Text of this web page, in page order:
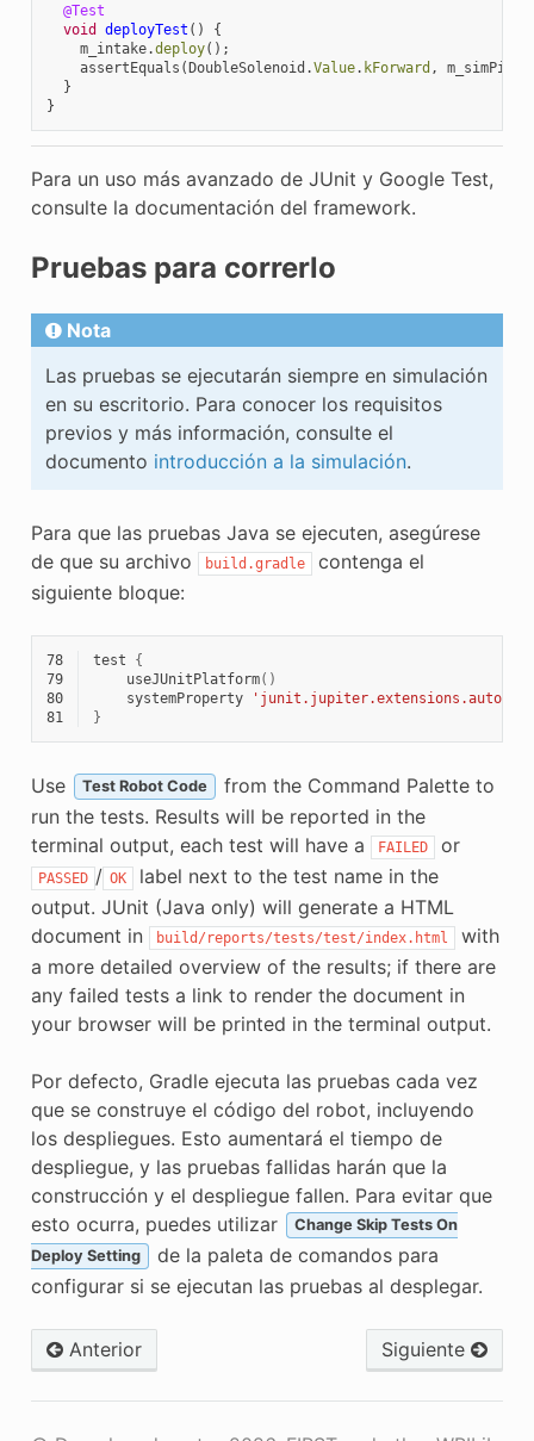
@Test
void
deployTest ()
{
m_intake.deploy();
assertEquals (DoubleSolenoid .Value. kForward ,
}
}
Para un uso más avanzado de JUnit y Google Test,
consulte la documentación del framework.
Pruebas para correrlo
Nota
Las pruebas se ejecutarán siempre en simulación
en su escritorio. Para conocer los requisitos
previos y más información, consulte el
documento introducción a la simulación.
Para que las pruebas Java se ejecuten, asegúrese
de que su archivo
build.gradle
contenga el
siguiente bloque:
78 test
{
79
useJUnitPlatform()
80
systemProperty
81
}
Use Test Robot Code
from the Command Palette to
run the tests. Results will be reported in the
terminal output, each test will have a
FAILED or
PASSED / OK
label next to the test name in the
output. JUnit (Java only) will generate a HTML
document in
build/reports/tests/test/index.html
with
a more detailed overview of the results; if there are
any failed tests a link to render the document in
your browser will be printed in the terminal output.
Por defecto, Gradle ejecuta las pruebas cada vez
que se construye el código del robot, incluyendo
los despliegues. Esto aumentará el tiempo de
despliegue, y las pruebas fallidas harán que la
construcción y el despliegue fallen. Para evitar que
esto ocurra, puedes utilizar
Change Skip Tests On
Deploy Setting
de la paleta de comandos para
configurar si se ejecutan las pruebas al desplegar.
Anterior Siguiente